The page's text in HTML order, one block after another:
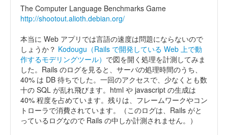
The Computer Language Benchmarks Game
http://shootout.alioth.debian.org/
本当に Web アプリでは言語の速度は問題にならないので
しょうか？ Kodougu（Rails で開発している Web 上で動
作するモデリングツール） で図を開く処理を計測してみま
した。Rails のログを見ると、サーバの処理時間のうち、
40% は DB 待ちでした。一回のアクセスで、少なくとも数
十の SQL が乱れ飛びます。html や javascript の生成は
40% 程度を占めています。残りは、フレームワークやコン
トローラで消費されています。（このログは、Rails がと
っているログなので Rails の中しか計測されません。）